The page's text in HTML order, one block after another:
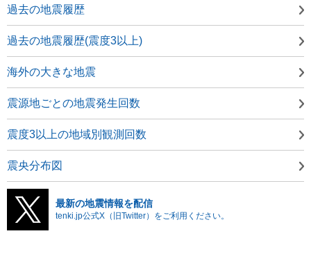
過去の地震履歴
過去の地震履歴(震度3以上)
海外の大きな地震
震源地ごとの地震発生回数
震度3以上の地域別観測回数
震央分布図
最新の地震情報を配信
tenki.jp公式X（旧Twitter）をご利用ください。